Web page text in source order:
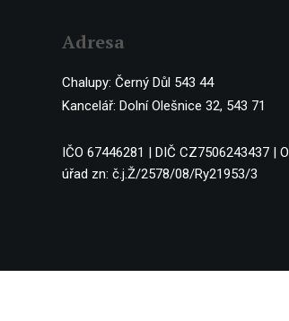
Adresa
Chalupy: Černý Důl 543 44
Kancelář: Dolní Olešnice 32, 543 71
IČO 67446281 | DIČ CZ7506243437 |
úřad zn: č.j.Ž/2578/08/Ry21953/3